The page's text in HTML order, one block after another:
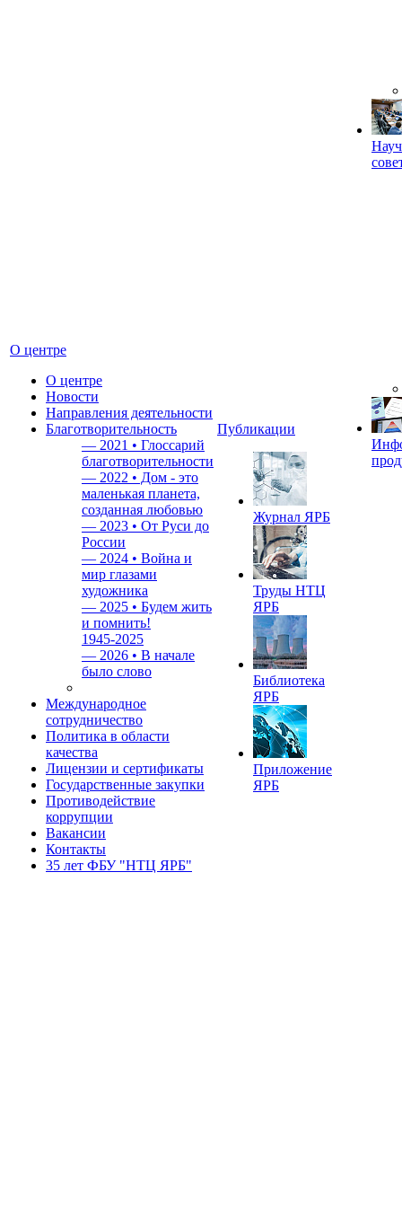
О центре
О центре
Новости
Направления деятельности
Благотворительность
— 2021 • Глоссарий
благотворительности
— 2022 • Дом - это
маленькая планета,
созданная любовью
— 2023 • От Руси до
России
— 2024 • Война и
мир глазами
художника
— 2025 • Будем жить
и помнить!
1945-2025
— 2026 • В начале
было слово
Международное
сотрудничество
Политика в области
качества
Лицензии и сертификаты
Государственные закупки
Противодействие
коррупции
Вакансии
Контакты
35 лет ФБУ "НТЦ ЯРБ"
Публикации
Журнал ЯРБ
Труды НТЦ
ЯРБ
Библиотека
ЯРБ
Приложение
ЯРБ